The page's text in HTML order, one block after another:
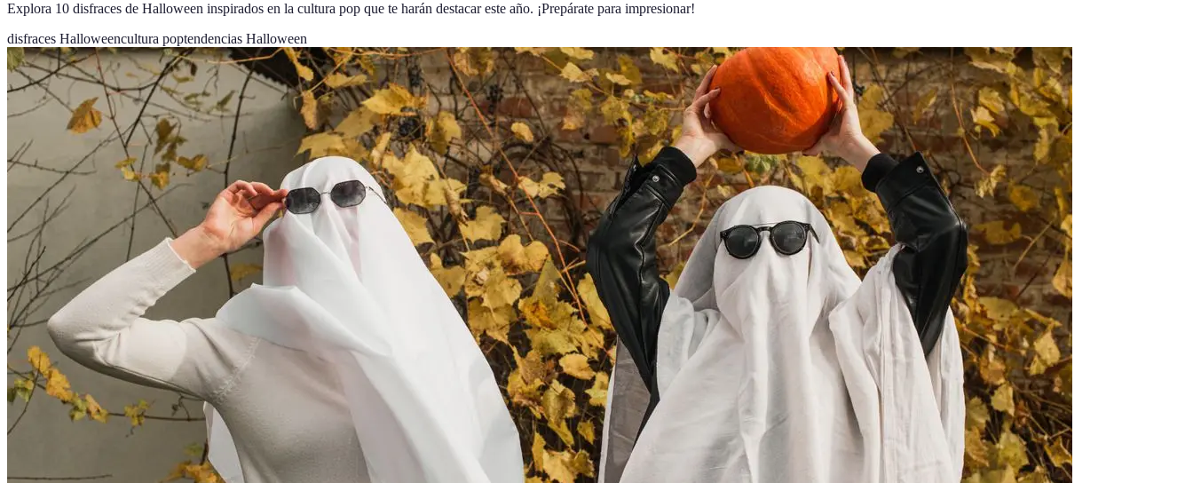
Explora 10 disfraces de Halloween inspirados en la cultura pop que te harán destacar este año. ¡Prepárate para impresionar!
disfraces Halloweencultura poptendencias Halloween